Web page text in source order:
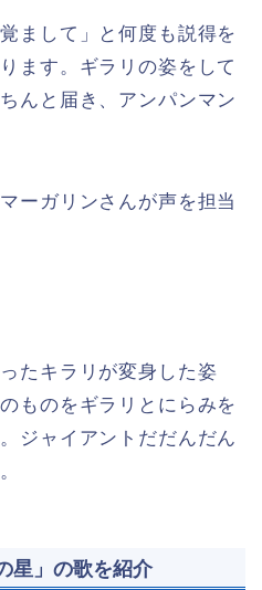
まして」と何度も説得を
ます。ギラリの姿をして
んと届き、アンパンマン
ーガリンさんが声を担当
たキラリが変身した姿
ものをギラリとにらみを
ジャイアントだだんだん
星」の歌を紹介